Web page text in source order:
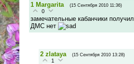
1 Margarita (15 Сентября 2010 11:36)
0
замечательные кабанчики
ДМС нет
2 zlataya (15 Сентября 2010 13:28)
1